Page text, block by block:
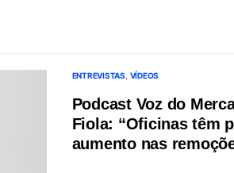
ENTREVISTAS VÍDEOS
Podcast Voz do
Fiola: “Oficinas têm
aumento nas